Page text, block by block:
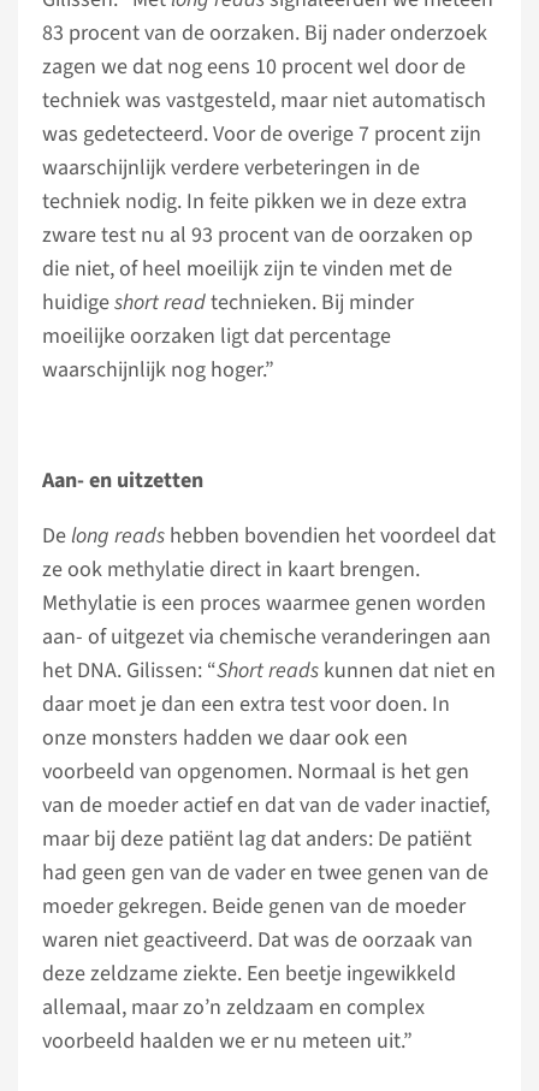
83 procent van de oorzaken. Bij nader onderzoek
zagen we dat nog eens 10 procent wel door de
techniek was vastgesteld, maar niet automatisch
was gedetecteerd. Voor de overige 7 procent zijn
waarschijnlijk verdere verbeteringen in de
techniek nodig. In feite pikken we in deze extra
zware test nu al 93 procent van de oorzaken op
die niet, of heel moeilijk zijn te vinden met de
huidigeshort readtechnieken. Bij minder
moeilijke oorzaken ligt dat percentage
waarschijnlijk nog hoger.”
Aan- en uitzetten
Delong reads hebben bovendien het voordeel dat
ze ook methylatie direct in kaart brengen.
Methylatie is een proces waarmee genen worden
aan- of uitgezet via chemische veranderingen aan
het DNA. Gilissen: “Short reads kunnen dat niet en
daar moet je dan een extra test voor doen. In
onze monsters hadden we daar ook een
voorbeeld van opgenomen. Normaal is het gen
van de moeder actief en dat van de vader inactief,
maar bij deze patiënt lag dat anders: De patiënt
had geen gen van de vader en twee genen van de
moeder gekregen. Beide genen van de moeder
waren niet geactiveerd. Dat was de oorzaak van
deze zeldzame ziekte. Een beetje ingewikkeld
allemaal, maar zo’n zeldzaam en complex
voorbeeld haalden we er nu meteen uit.”